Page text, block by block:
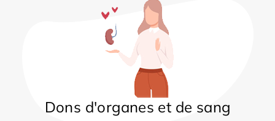
Dons d'organes et de sang